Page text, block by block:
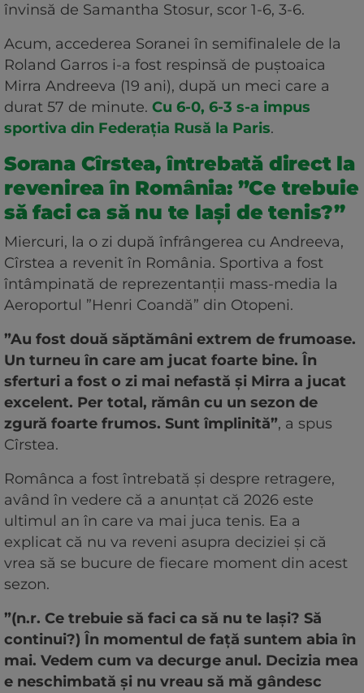
învinsă de Samantha Stosur, scor 1-6, 3-6.
Acum, accederea Soranei în semifinalele de la
Roland Garros i-a fost respinsă de puștoaica
Mirra Andreeva (19 ani), după un meci care a
durat 57 de minute. Cu 6-0, 6-3 s-a impus
sportiva din Federația Rusă la Paris.
Sorana Cîrstea, întrebată direct la
revenirea în România: ”Ce trebuie
să faci ca să nu te lași de tenis?”
Miercuri, la o zi după înfrângerea cu Andreeva,
Cîrstea a revenit în România. Sportiva a fost
întâmpinată de reprezentanții mass-media la
Aeroportul ”Henri Coandă” din Otopeni.
”Au fost două săptămâni extrem de frumoase.
Un turneu în care am jucat foarte bine. În
sferturi a fost o zi mai nefastă și Mirra a jucat
excelent. Per total, rămân cu un sezon de
zgură foarte frumos. Sunt împlinită”, a spus
Cîrstea.
Românca a fost întrebată și despre retragere,
având în vedere că a anunțat că 2026 este
ultimul an în care va mai juca tenis. Ea a
explicat că nu va reveni asupra deciziei și că
vrea să se bucure de fiecare moment din acest
sezon.
”(n.r. Ce trebuie să faci ca să nu te lași? Să
continui?) În momentul de față suntem abia în
mai. Vedem cum va decurge anul. Decizia mea
e neschimbată și nu vreau să mă gândesc